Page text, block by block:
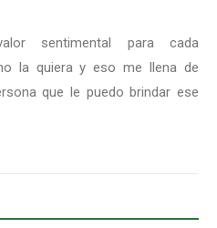
sentimental para cada
la quiera y eso me llena de
que le puedo brindar ese